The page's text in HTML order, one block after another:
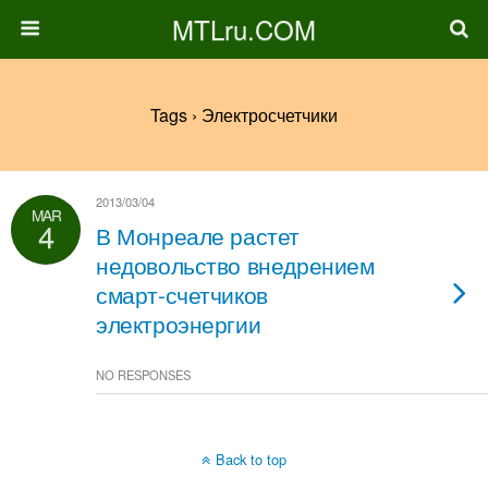
MTLru.COM
Tags › Электросчетчики
MAR
4
2013/03/04
В Монреале растет
недовольство внедрением
смарт-счетчиков
электроэнергии
NO RESPONSES
Back to top